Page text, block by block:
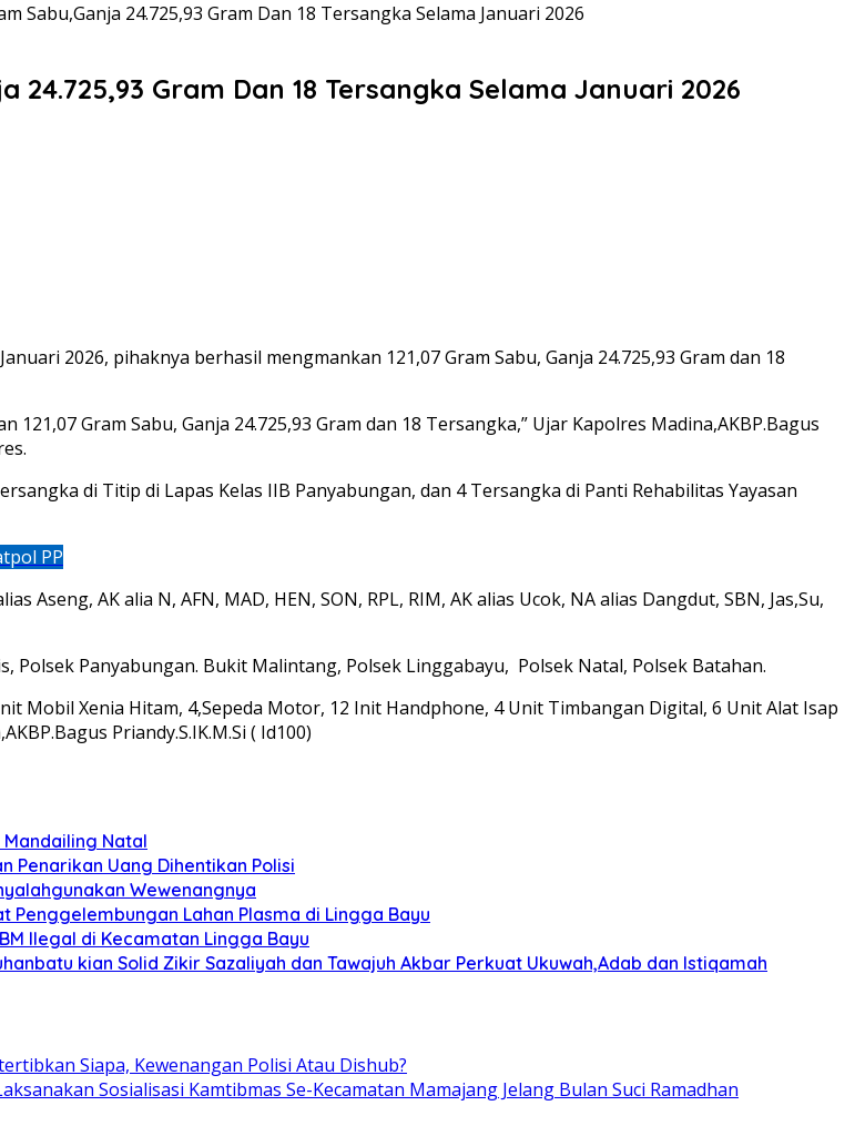
Sabu,Ganja 24.725,93 Gram Dan 18 Tersangka Selama Januari 2026
24.725,93 Gram Dan 18 Tersangka Selama Januari 2026
2026, pihaknya berhasil mengmankan 121,07 Gram Sabu, Ganja 24.725,93 Gram dan 18
Gram Sabu, Ganja 24.725,93 Gram dan 18 Tersangka,” Ujar Kapolres Madina,AKBP.Bagus
di Titip di Lapas Kelas IIB Panyabungan, dan 4 Tersangka di Panti Rehabilitas Yayasan
PP
Aseng, AK alia N, AFN, MAD, HEN, SON, RPL, RIM, AK alias Ucok, NA alias Dangdut, SBN, Jas,Su,
Polsek Panyabungan. Bukit Malintang, Polsek Linggabayu, Polsek Natal, Polsek Batahan.
Mobil Xenia Hitam, 4,Sepeda Motor, 12 Init Handphone, 4 Unit Timbangan Digital, 6 Unit Alat Isap
Priandy.S.IK.M.Si ( Id100)
Natal
Penarikan Uang Dihentikan Polisi
Wewenangnya
Penggelembungan Lahan Plasma di Lingga Bayu
Ilegal di Kecamatan Lingga Bayu
kian Solid Zikir Sazaliyah dan Tawajuh Akbar Perkuat Ukuwah,Adab dan Istiqamah
Siapa, Kewenangan Polisi Atau Dishub?
Sosialisasi Kamtibmas Se-Kecamatan Mamajang Jelang Bulan Suci Ramadhan